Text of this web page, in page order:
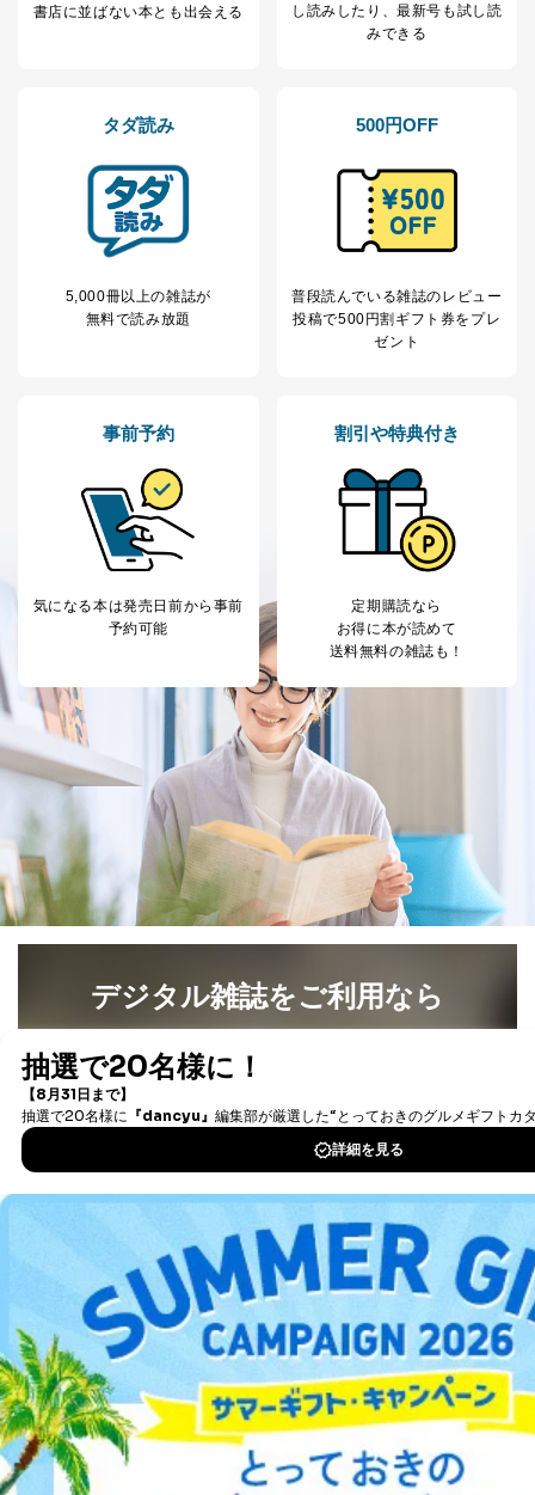
書店に並ばない本とも出会える
し読み したり、最新号も試し読
みできる
タダ読み
5,000冊以上の雑誌が
無料で読み放題
500円OFF
普段読んでいる雑誌のレビュー
投稿で500円割ギフト券をプレ
ゼント
事前予約
気になる本は発売日前から事前
予約可能
割引や特典付き
定期購読なら
お得に本が読めて
送料無料の雑誌も！
デジタル雑誌をご利用なら
書籍）が無料で読み放題！
DOWNLOAD FOR IOS
DOWNLOAD FOR ANDROID
ご利用方法はこちら
総合案内
アフィリエイト 採用情報